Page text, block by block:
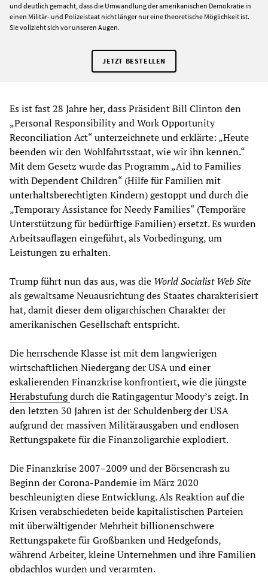
und deutlich gemacht, dass die Umwandlung der amerikanischen Demokratie in
einen Militär- und Polizeistaat nicht länger nur eine theoretische Möglichkeit ist.
Sie vollzieht sich vor unseren Augen.
JETZT BESTELLEN
Es ist fast 28 Jahre her, dass Präsident Bill Clinton den
„Personal Responsibility and Work Opportunity
Reconciliation Act“ unterzeichnete und erklärte: „Heute
beenden wir den Wohlfahrtsstaat, wie wir ihn kennen.“
Mit dem Gesetz wurde das Programm „Aid to Families
with Dependent Children“ (Hilfe für Familien mit
unterhaltsberechtigten Kindern) gestoppt und durch die
„Temporary Assistance for Needy Families“ (Temporäre
Unterstützung für bedürftige Familien) ersetzt. Es wurden
Arbeitsauflagen eingeführt, als Vorbedingung, um
Leistungen zu erhalten.
Trump führt nun das aus, was die World Socialist Web Site
als gewaltsame Neuausrichtung des Staates charakterisiert
hat, damit dieser dem oligarchischen Charakter der
amerikanischen Gesellschaft entspricht.
Die herrschende Klasse ist mit dem langwierigen
wirtschaftlichen Niedergang der USA und einer
eskalierenden Finanzkrise konfrontiert, wie die jüngste
Herabstufungdurch die Ratingagentur Moody’s zeigt. In
den letzten 30 Jahren ist der Schuldenberg der USA
aufgrund der massiven Militärausgaben und endlosen
Rettungspakete für die Finanzoligarchie explodiert.
Die Finanzkrise 2007–2009 und der Börsencrash zu
Beginn der Corona-Pandemie im März 2020
beschleunigten diese Entwicklung. Als Reaktion auf die
Krisen verabschiedeten beide kapitalistischen Parteien
mit überwältigender Mehrheit billionenschwere
Rettungspakete für Großbanken und Hedgefonds,
während Arbeiter, kleine Unternehmen und ihre Familien
obdachlos wurden und verarmten.